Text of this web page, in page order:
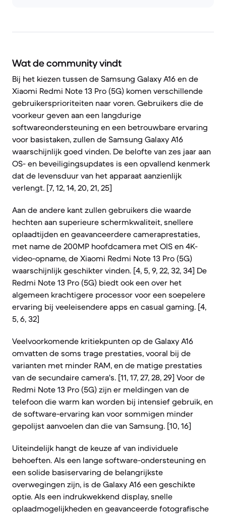
Wat de community vindt
Bij het kiezen tussen de Samsung Galaxy A16 en de
Xiaomi Redmi Note 13 Pro (5G) komen verschillende
gebruikersprioriteiten naar voren. Gebruikers die de
voorkeur geven aan een langdurige
softwareondersteuning en een betrouwbare ervaring
voor basistaken, zullen de Samsung Galaxy A16
waarschijnlijk goed vinden. De belofte van zes jaar aan
OS- en beveiligingsupdates is een opvallend kenmerk
dat de levensduur van het apparaat aanzienlijk
verlengt. [7, 12, 14, 20, 21, 25]
Aan de andere kant zullen gebruikers die waarde
hechten aan superieure schermkwaliteit, snellere
oplaadtijden en geavanceerdere cameraprestaties,
met name de 200MP hoofdcamera met OIS en 4K-
video-opname, de Xiaomi Redmi Note 13 Pro (5G)
waarschijnlijk geschikter vinden. [4, 5, 9, 22, 32, 34] De
Redmi Note 13 Pro (5G) biedt ook een over het
algemeen krachtigere processor voor een soepelere
ervaring bij veeleisendere apps en casual gaming. [4,
5, 6, 32]
Veelvoorkomende kritiekpunten op de Galaxy A16
omvatten de soms trage prestaties, vooral bij de
varianten met minder RAM, en de matige prestaties
van de secundaire camera's. [11, 17, 27, 28, 29] Voor de
Redmi Note 13 Pro (5G) zijn er meldingen van de
telefoon die warm kan worden bij intensief gebruik, en
de software-ervaring kan voor sommigen minder
gepolijst aanvoelen dan die van Samsung. [10, 16]
Uiteindelijk hangt de keuze af van individuele
behoeften. Als een lange software-ondersteuning en
een solide basiservaring de belangrijkste
overwegingen zijn, is de Galaxy A16 een geschikte
optie. Als een indrukwekkend display, snelle
oplaadmogelijkheden en geavanceerde fotografische